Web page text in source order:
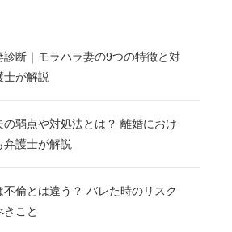
診断｜モラハラ妻の9つの特徴と対
士が解説
の弱点や対処法とは？ 離婚におけ
弁護士が解説
不倫とは違う？ バレた時のリスク
きこと